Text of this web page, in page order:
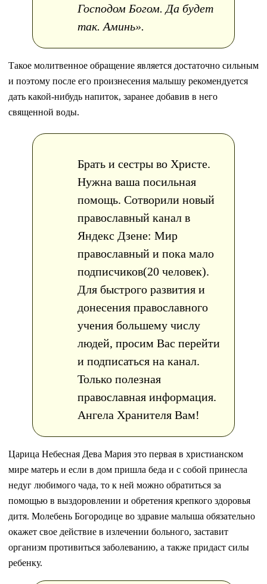
Господом Богом. Да будет
так. Аминь».
Такое молитвенное обращение является достаточно сильным
и поэтому после его произнесения малышу рекомендуется
дать какой-нибудь напиток, заранее добавив в него
священной воды.
Брать и сестры во Христе.
Нужна ваша посильная
помощь. Сотворили новый
православный канал в
Яндекс Дзене: Мир
православный и пока мало
подписчиков(20 человек).
Для быстрого развития и
донесения православного
учения большему числу
людей, просим Вас перейти
и подписаться на канал.
Только полезная
православная информация.
Ангела Хранителя Вам!
Царица Небесная Дева Мария это первая в христианском
мире матерь и если в дом пришла беда и с собой принесла
недуг любимого чада, то к ней можно обратиться за
помощью в выздоровлении и обретения крепкого здоровья
дитя. Молебень Богородице во здравие малыша обязательно
окажет свое действие в излечении больного, заставит
организм противиться заболеванию, а также придаст силы
ребенку.